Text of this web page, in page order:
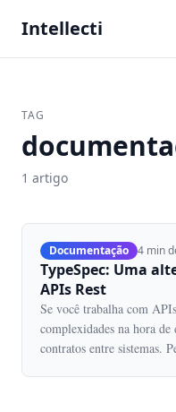
Intellecti
TAG
1 artigo
Documentação 4 min
TypeSpec: Uma
APIs Rest
Se você trabalha com
complexidades na hora
contratos entre sistemas.